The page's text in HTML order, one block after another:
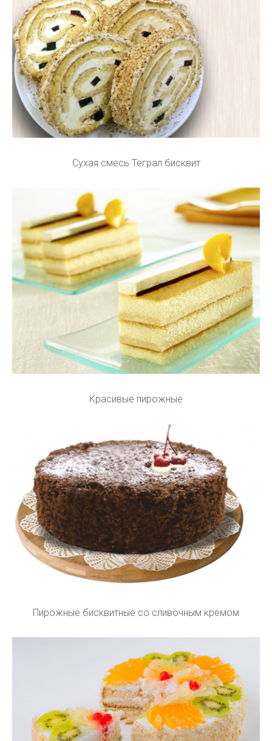
Сухая смесь Теграл бисквит
Красивые пирожные
Пирожные бисквитные со сливочным кремом